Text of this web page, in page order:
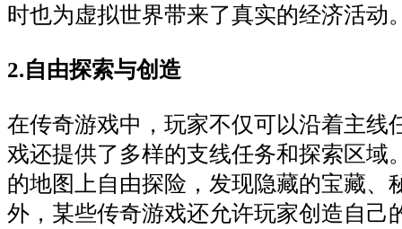
时也为虚拟世界带来了真实的经济活动
2.自由探索与创造
在传奇游戏中，玩家不仅可以沿着主线
戏还提供了多样的支线任务和探索区域
的地图上自由探险，发现隐藏的宝藏、
外，某些传奇游戏还允许玩家创造自己